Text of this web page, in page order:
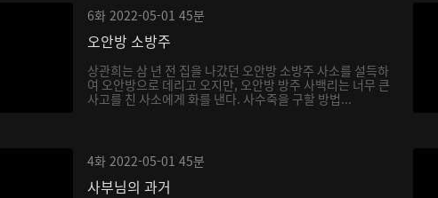
6화 2022-05-01 45분
오안방 소방주
상관희는 삼 년 전 집을 나갔던 오안방 소방주 사소를 설득하
여 오안방으로 데리고 오지만, 오안방 방주 사백리는 너무 큰
사고를 친 사소에게 화를 낸다. 사수죽을 구할 방법...
4화 2022-05-01 45분
사부님의 과거